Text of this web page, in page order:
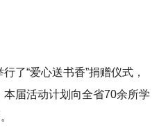
了“爱心送书香”捐赠仪式，
届活动计划向全省70余所学